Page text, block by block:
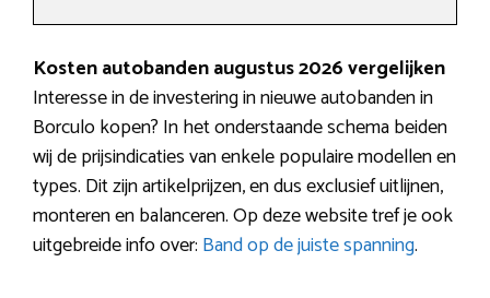
Kosten autobanden augustus 2026 vergelijken
Interesse in de investering in nieuwe autobanden in
Borculo kopen? In het onderstaande schema beiden
wij de prijsindicaties van enkele populaire modellen en
types. Dit zijn artikelprijzen, en dus exclusief uitlijnen,
monteren en balanceren. Op deze website tref je ook
uitgebreide info over: Band op de juiste spanning.